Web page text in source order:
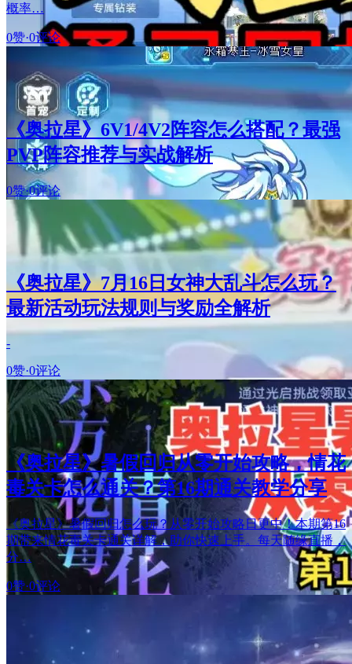
概率…
0赞·0评论
《奥拉星》6V1/4V2阵容怎么搭配？最强
PVP阵容推荐与实战解析
0赞·0评论
《奥拉星》7月16日女神大乱斗怎么玩？
最新活动玩法规则与奖励全解析
-
0赞·0评论
《奥拉星》暑假回归从零开始攻略，情花
毒关卡怎么通关？第16期通关教学分享
《奥拉星》暑假回归怎么玩？从零开始攻略日更中！本期第16
期带来情花毒关卡通关详解，助你快速上手。每天随缘直播，
分…
0赞·0评论